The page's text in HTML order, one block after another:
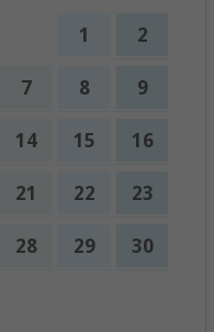
1 2
7 8 9
14 15 16
21 22 23
28 29 30